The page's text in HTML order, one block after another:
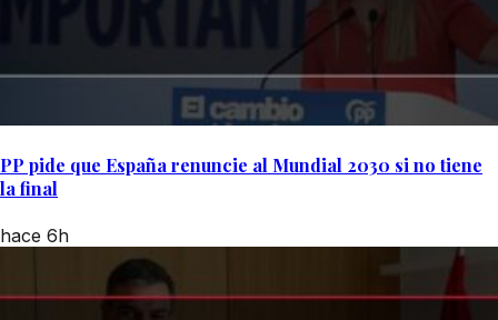
PP pide que España renuncie al Mundial 2030 si no tiene
la final
hace 6h